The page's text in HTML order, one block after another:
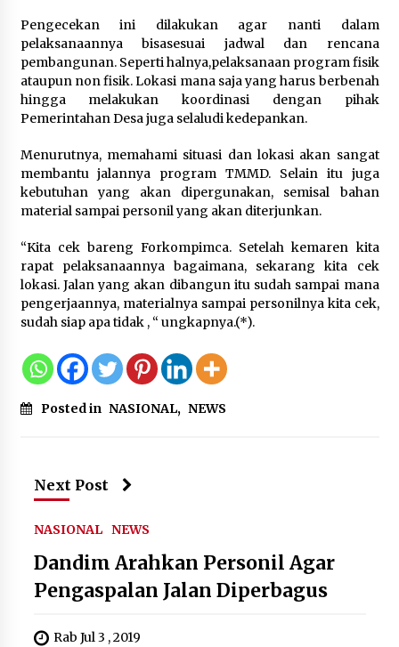
Pendampingan Layanan Hukum
Gratis, Kakanwil: Pencatatan Hak
Cipta Musik Kini Rp0
9 Agustus 2026
RI dan Hari Pengayoman ke-81
melalui Fun Walk di Ternate
9 Agustus 2026
Registrasi Indonesia Sports Summit
2026 Resmi Dibuka, Siap Hadirkan
Pengalaman Beyond the Game
8 Agustus 2026
Bangkit Usai Takluk dari Vietnam di
Penanganan Kebakaran Gedung
Tak Ada Korban Jiwa
8 Agustus 2026
Pengecekan ini dilakukan agar nanti dalam
pelaksanaannya bisasesuai jadwal dan rencana
pembangunan. Seperti halnya,pelaksanaan program fisik
ataupun non fisik. Lokasi mana saja yang harus berbenah
hingga melakukan koordinasi dengan pihak
Pemerintahan Desa juga selaludi kedepankan.
Menurutnya, memahami situasi dan lokasi akan sangat
membantu jalannya program TMMD. Selain itu juga
kebutuhan yang akan dipergunakan, semisal bahan
material sampai personil yang akan diterjunkan.
“Kita cek bareng Forkompimca. Setelah kemaren kita
rapat pelaksanaannya bagaimana, sekarang kita cek
lokasi. Jalan yang akan dibangun itu sudah sampai mana
pengerjaannya, materialnya sampai personilnya kita cek,
sudah siap apa tidak , “ ungkapnya.(*).
Posted in NASIONAL, NEWS
Next Post
NASIONAL NEWS
Dandim Arahkan Personil Agar
Pengaspalan Jalan Diperbagus
Rab Jul 3 , 2019